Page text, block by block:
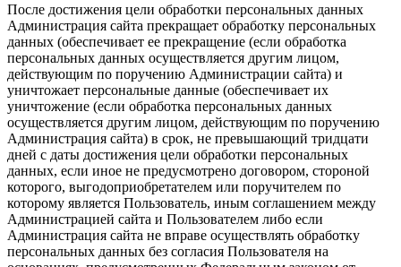
После достижения цели обработки персональных данных
Администрация сайта прекращает обработку персональных
данных (обеспечивает ее прекращение (если обработка
персональных данных осуществляется другим лицом,
действующим по поручению Администрации сайта) и
уничтожает персональные данные (обеспечивает их
уничтожение (если обработка персональных данных
осуществляется другим лицом, действующим по поручению
Администрация сайта) в срок, не превышающий тридцати
дней с даты достижения цели обработки персональных
данных, если иное не предусмотрено договором, стороной
которого, выгодоприобретателем или поручителем по
которому является Пользователь, иным соглашением между
Администрацией сайта и Пользователем либо если
Администрация сайта не вправе осуществлять обработку
персональных данных без согласия Пользователя на